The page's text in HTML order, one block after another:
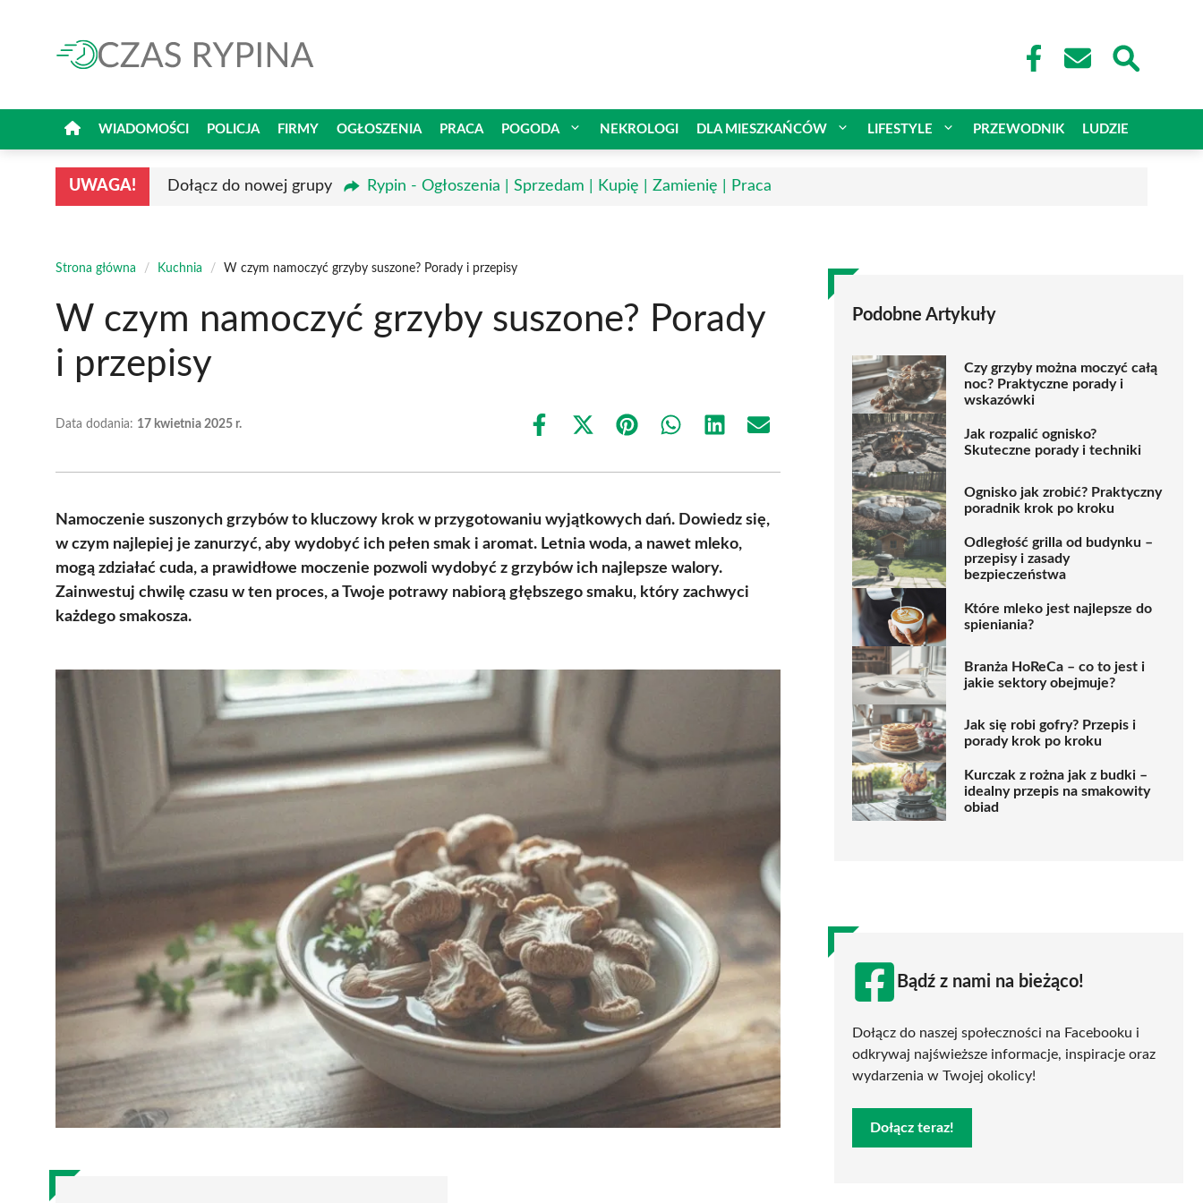
WIADOMOŚCI POLICJA FIRMY OGŁOSZENIA PRACA POGODA NEKROLOGI DLA MIESZKAŃCÓW LIFESTYLE PRZEWODNIK LUDZIE
UWAGA! Dołącz do nowej grupy Rypin - Ogłoszenia | Sprzedam | Kupię | Zamienię | Praca
Strona główna / Kuchnia / W czym namoczyć grzyby suszone? Porady i przepisy
W czym namoczyć grzyby suszone? Porady
i przepisy
Data dodania: 17 kwietnia 2025 r.
Share
Share
(Twitter)
Share Share Share Share
Namoczenie suszonych grzybów to kluczowy krok w przygotowaniu wyjątkowych dań. Dowiedz się,
w czym najlepiej je zanurzyć, aby wydobyć ich pełen smak i aromat. Letnia woda, a nawet mleko,
mogą zdziałać cuda, a prawidłowe moczenie pozwoli wydobyć z grzybów ich najlepsze walory.
Zainwestuj chwilę czasu w ten proces, a Twoje potrawy nabiorą głębszego smaku, który zachwyci
każdego smakosza.
Podobne Artykuły
Czy grzyby można moczyć całą
noc? Praktyczne porady i
wskazówki
Jak rozpalić ognisko?
Skuteczne porady i techniki
Ognisko jak zrobić? Praktyczny
poradnik krok po kroku
Odległość grilla od budynku –
przepisy i zasady
bezpieczeństwa
Które mleko jest najlepsze do
spieniania?
Branża HoReCa – co to jest i
jakie sektory obejmuje?
Jak się robi gofry? Przepis i
porady krok po kroku
Kurczak z rożna jak z budki –
idealny przepis na smakowity
obiad
Bądź z nami na bieżąco!
Dołącz do naszej społeczności na Facebooku i
odkrywaj najświeższe informacje, inspiracje oraz
wydarzenia w Twojej okolicy!
Dołącz teraz!